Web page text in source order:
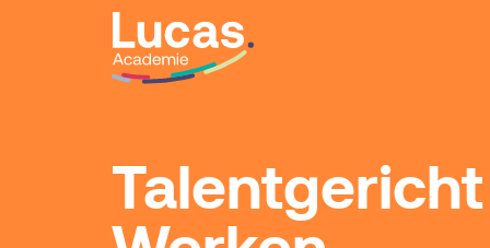
Talentgericht